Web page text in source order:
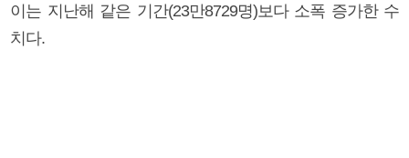
이는 지난해 같은 기간(23만8729명)보다 소폭 증가한 수
치다.